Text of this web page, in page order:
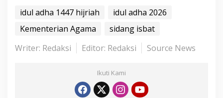
.
.
at
s
A
e
b
o
itt
er
ss
e
n
er
e ai
l
ar
e
idul adha 1447 hijriah
idul adha 2026
Kementerian Agama
sidang isbat
Writer: Redaksi
Editor: Redaksi Source News
Ikuti Kami